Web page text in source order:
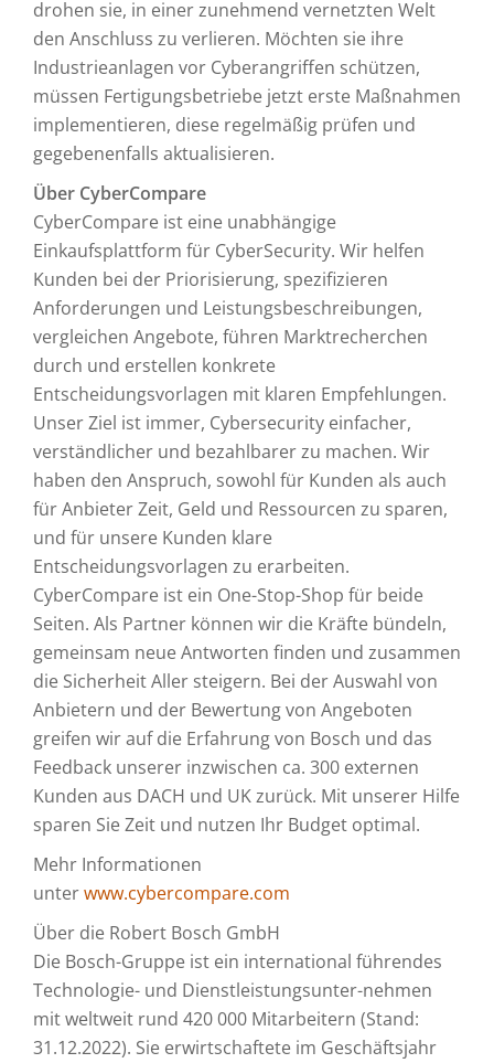
drohen sie, in einer zunehmend vernetzten Welt
den Anschluss zu verlieren. Möchten sie ihre
Industrieanlagen vor Cyberangriffen schützen,
müssen Fertigungsbetriebe jetzt erste Maßnahmen
implementieren, diese regelmäßig prüfen und
gegebenenfalls aktualisieren.
Über CyberCompare
CyberCompare ist eine unabhängige
Einkaufsplattform für CyberSecurity. Wir helfen
Kunden bei der Priorisierung, spezifizieren
Anforderungen und Leistungsbeschreibungen,
vergleichen Angebote, führen Marktrecherchen
durch und erstellen konkrete
Entscheidungsvorlagen mit klaren Empfehlungen.
Unser Ziel ist immer, Cybersecurity einfacher,
verständlicher und bezahlbarer zu machen. Wir
haben den Anspruch, sowohl für Kunden als auch
für Anbieter Zeit, Geld und Ressourcen zu sparen,
und für unsere Kunden klare
Entscheidungsvorlagen zu erarbeiten.
CyberCompare ist ein One-Stop-Shop für beide
Seiten. Als Partner können wir die Kräfte bündeln,
gemeinsam neue Antworten finden und zusammen
die Sicherheit Aller steigern. Bei der Auswahl von
Anbietern und der Bewertung von Angeboten
greifen wir auf die Erfahrung von Bosch und das
Feedback unserer inzwischen ca. 300 externen
Kunden aus DACH und UK zurück. Mit unserer Hilfe
sparen Sie Zeit und nutzen Ihr Budget optimal.
Mehr Informationen
unterwww.cybercompare.com
Über die Robert Bosch GmbH
Die Bosch-Gruppe ist ein international führendes
Technologie- und Dienstleistungsunter-nehmen
mit weltweit rund 420 000 Mitarbeitern (Stand:
31.12.2022). Sie erwirtschaftete im Geschäftsjahr